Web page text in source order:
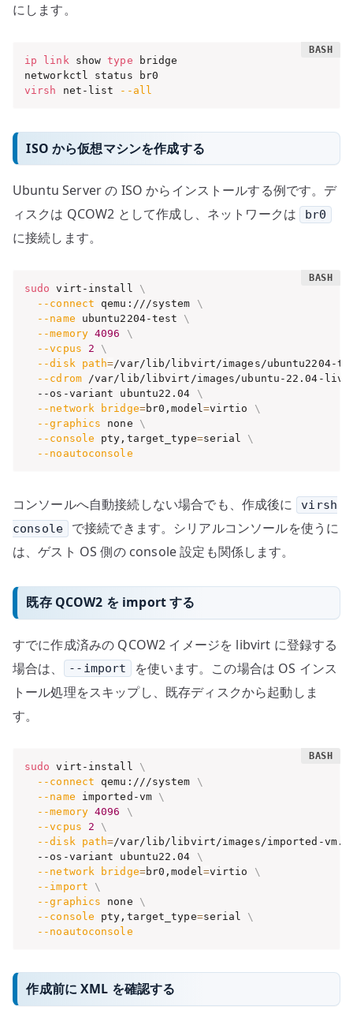
にします。
ip link show type bridge
virsh net-list --all
ISO から仮想マシンを作成する
Ubuntu Server の ISO からインストールする例です。デ
ィスクは QCOW2 として作成し、ネットワークは
br0
に接続します。
sudo virt-install \
--connect qemu:///system \
--name ubuntu2204-test \
--memory 4096
\
--vcpus
2
\
--disk
path=/var/lib/libvirt/images/ubuntu2204-
--cdrom /var/lib/libvirt/images/ubuntu-22.04-
  --os-variant ubuntu22.04
\
--network
bridge=br0,model=virtio \
--graphics none \
--console pty,target_type=serial \
--noautoconsole
コンソールへ自動接続しない場合でも、作成後に
virsh
console
で接続できます。シリアルコンソールを使うに
は、ゲスト OS 側の console 設定も関係します。
既存 QCOW2 を import する
すでに作成済みの QCOW2 イメージを libvirt に登録する
場合は、
--import
を使います。この場合は OS インス
トール処理をスキップし、既存ディスクから起動しま
す。
sudo virt-install \
--connect qemu:///system \
--name imported-vm \
--memory 4096
\
--vcpus
2
\
--disk
path=/var/lib/libvirt/images/imported-
  --os-variant ubuntu22.04
\
--network
bridge=br0,model =virtio \
--import
\
--graphics none \
--console pty,target_type=serial \
--noautoconsole
作成前に XML を確認する